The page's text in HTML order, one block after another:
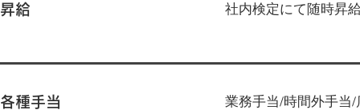
昇給 社内検定にて随時昇
各種手当 業務手当/時間外手当